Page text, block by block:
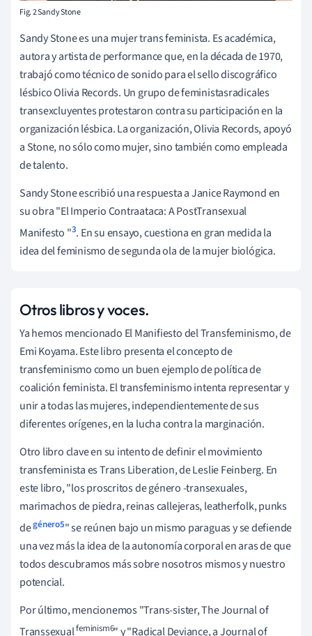
Fig. 2 Sandy Stone
Sandy Stone es una mujer trans feminista. Es académica,
autora y artista de performance que, en la década de 1970,
trabajó como técnico de sonido para el sello discográfico
lésbico Olivia Records. Un grupo de feministasradicales
transexcluyentesprotestaron contra su participación en la
organización lésbica. La organización, Olivia Records, apoyó
a Stone, no sólo como mujer, sino también como empleada
de talento.
Sandy Stone escribió una respuesta a Janice Raymond en
su obra "El Imperio Contraataca: A PostTransexual
Manifesto "3. En su ensayo, cuestiona en gran medida la
idea del feminismo de segunda ola de la mujer biológica.
Otros libros y voces.
Ya hemos mencionado El Manifiesto del Transfeminismo, de
Emi Koyama. Este libro presenta el concepto de
transfeminismo como un buen ejemplo de política de
coalición feminista. El transfeminismo intenta representar y
unir a todas las mujeres, independientemente de sus
diferentes orígenes, en la lucha contra la marginación.
Otro libro clave en su intento de definir el movimiento
transfeminista es Trans Liberation, de Leslie Feinberg. En
este libro, "los proscritos de género -transexuales,
marimachos de piedra, reinas callejeras, leatherfolk, punks
degénero5" se reúnen bajo un mismo paraguas y se defiende
una vez más la idea de la autonomía corporal en aras de que
todos descubramos más sobre nosotros mismos y nuestro
potencial.
Por último, mencionemos "Trans-sister, The Journal of
Transsexualfeminism6" y "Radical Deviance, a Journal of